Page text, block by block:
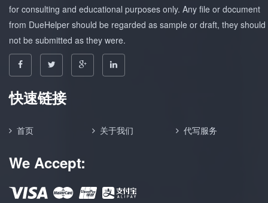
for consulting and educational purposes only. Any file or document
from DueHelper should be regarded as sample or draft, they should
not be submitted as they were.
快速链接
首页 关于我们 代写服务
We Accept: